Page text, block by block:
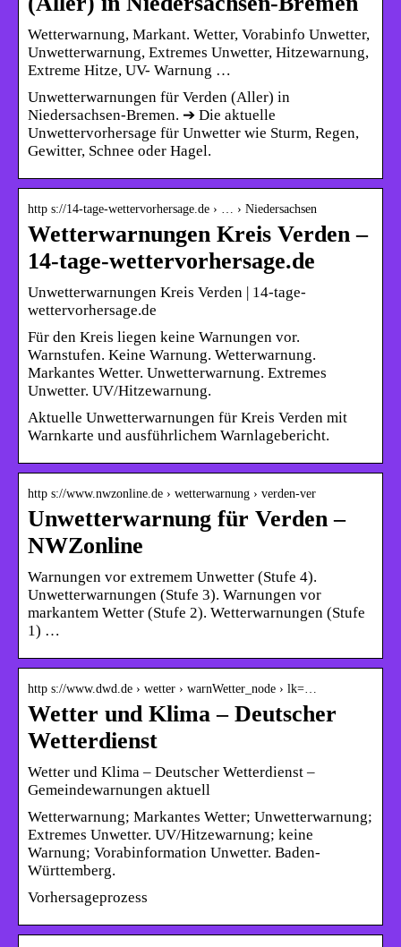
Wetterwarnung, Markant. Wetter, Vorabinfo Unwetter,
Unwetterwarnung, Extremes Unwetter, Hitzewarnung,
Extreme Hitze, UV- Warnung …
Unwetterwarnungen für Verden (Aller) in
Niedersachsen-Bremen. ➔ Die aktuelle
Unwettervorhersage für Unwetter wie Sturm, Regen,
Gewitter, Schnee oder Hagel.
http s://14-tage-wettervorhersage.de › … › Niedersachsen
Wetterwarnungen Kreis Verden –
14-tage-wettervorhersage.de
Unwetterwarnungen Kreis Verden | 14-tage-
wettervorhersage.de
Für den Kreis liegen keine Warnungen vor.
Warnstufen. Keine Warnung. Wetterwarnung.
Markantes Wetter. Unwetterwarnung. Extremes
Unwetter. UV/Hitzewarnung.
Aktuelle Unwetterwarnungen für Kreis Verden mit
Warnkarte und ausführlichem Warnlagebericht.
http s://www.nwzonline.de › wetterwarnung › verden-ver
Unwetterwarnung für Verden –
NWZonline
Warnungen vor extremem Unwetter (Stufe 4).
Unwetterwarnungen (Stufe 3). Warnungen vor
markantem Wetter (Stufe 2). Wetterwarnungen (Stufe
1) …
http s://www.dwd.de › wetter › warnWetter_node › lk=…
Wetter und Klima – Deutscher
Wetterdienst
Wetter und Klima – Deutscher Wetterdienst –
Gemeindewarnungen aktuell
Wetterwarnung; Markantes Wetter; Unwetterwarnung;
Extremes Unwetter. UV/Hitzewarnung; keine
Warnung; Vorabinformation Unwetter. Baden-
Württemberg.
Vorhersageprozess